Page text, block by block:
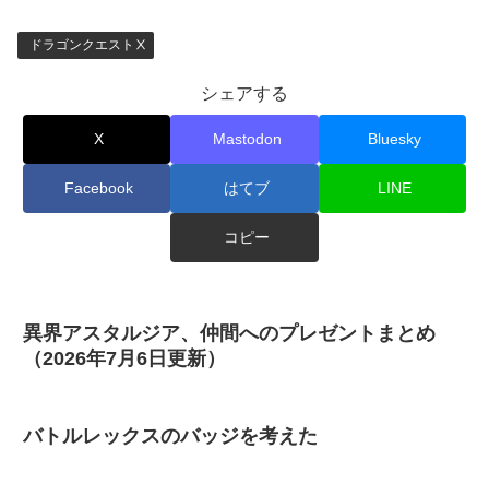
ドラゴンクエストⅩ
シェアする
X Mastodon Bluesky
Facebook はてブ LINE
コピー
異界アスタルジア、仲間へのプレゼントまとめ
（2026年7月6日更新）
バトルレックスのバッジを考えた